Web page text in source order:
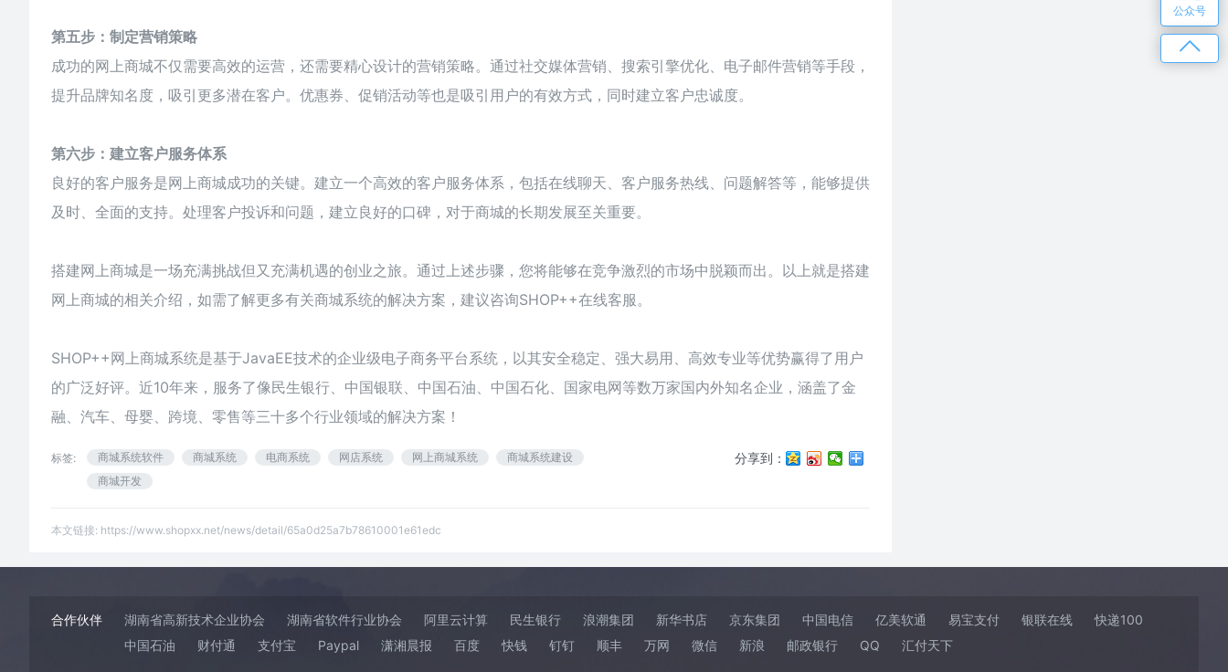
第五步：制定营销策略
成功的网上商城不仅需要高效的运营，还需要精心设计的营销策略。通过社交媒体营销、搜索引擎优化、电子邮件营销等手段，
提升品牌知名度，吸引更多潜在客户。优惠券、促销活动等也是吸引用户的有效方式，同时建立客户忠诚度。
第六步：建立客户服务体系
良好的客户服务是网上商城成功的关键。建立一个高效的客户服务体系，包括在线聊天、客户服务热线、问题解答等，能够提供
及时、全面的支持。处理客户投诉和问题，建立良好的口碑，对于商城的长期发展至关重要。
搭建网上商城是一场充满挑战但又充满机遇的创业之旅。通过上述步骤，您将能够在竞争激烈的市场中脱颖而出。以上就是搭建
网上商城的相关介绍，如需了解更多有关商城系统的解决方案，建议咨询SHOP++在线客服。
SHOP++网上商城系统是基于JavaEE技术的企业级电子商务平台系统，以其安全稳定、强大易用、高效专业等优势赢得了用户
的广泛好评。近10年来，服务了像民生银行、中国银联、中国石油、中国石化、国家电网等数万家国内外知名企业，涵盖了金
融、汽车、母婴、跨境、零售等三十多个行业领域的解决方案！
标签: 商城系统软件 商城系统 电商系统 网店系统 网上商城系统
商城系统建设
商城开发
分享到：
本文链接: https://www.shopxx.net/news/detail/65a0d25a7b78610001e61edc
合作伙伴 湖南省高新技术企业协会 湖南省软件行业协会 阿里云计算 民生银行 浪潮集团 新华书店 京东集团 中国电信 亿美软通 易宝支付 银联在线
快递100
中国石油
财付通 支付宝 Paypal 潇湘晨报 百度 快钱 钉钉 顺丰 万网 微信 新浪 邮政银行 QQ 汇付天下
公众号